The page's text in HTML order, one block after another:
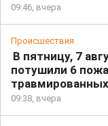
09:46, вчера
Происшествия
В пятницу, 7
потушили 6
09:38, вчера